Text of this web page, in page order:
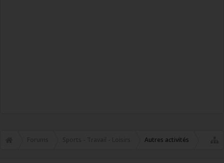
Autres activités